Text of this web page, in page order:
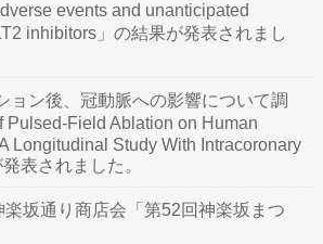
events and unanticipated
inhibitors」の結果が発表されまし
ョン後、冠動脈への影響について調
Pulsed-Field Ablation on Human
Longitudinal Study With Intracoronary
表されました。
坂通り商店会「第52回神楽坂まつ